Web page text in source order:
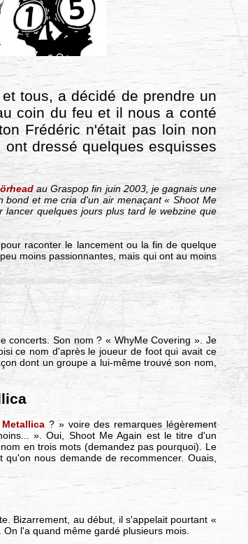
tous, a décidé de prendre un
coin du feu et il nous a conté
Frédéric n'était pas loin non
dressé quelques esquisses
au Graspop fin juin 2003, je gagnais une
bond et me cria d'un air menaçant « Shoot Me
quelques jours plus tard le webzine que
raconter le lancement ou la fin de quelque
moins passionnantes, mais qui ont au moins
concerts. Son nom ? « WhyMe Covering ». Je
ce nom d'après le joueur de foot qui avait ce
dont un groupe a lui-même trouvé son nom,
Metallica ? » voire des remarques légèrement
». Oui, Shoot Me Again est le titre d'un
en trois mots (demandez pas pourquoi). Le
nous demande de recommencer. Ouais,
Bizarrement, au début, il s'appelait pourtant «
l'a quand même gardé plusieurs mois.